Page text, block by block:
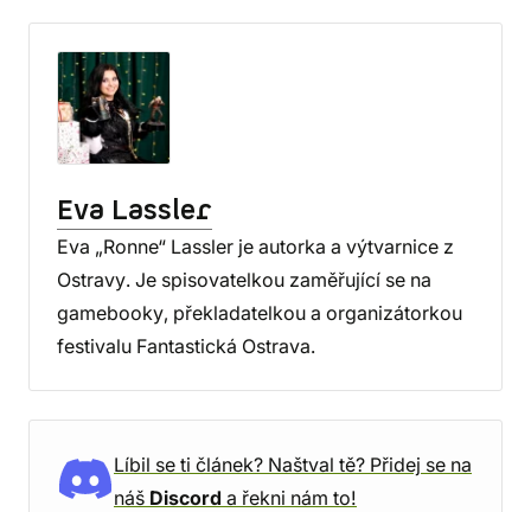
Eva Lassler
Eva „Ronne“ Lassler je autorka a výtvarnice z
Ostravy. Je spisovatelkou zaměřující se na
gamebooky, překladatelkou a organizátorkou
festivalu Fantastická Ostrava.
Líbil se ti článek? Naštval tě? Přidej se na
náš Discord a řekni nám to!